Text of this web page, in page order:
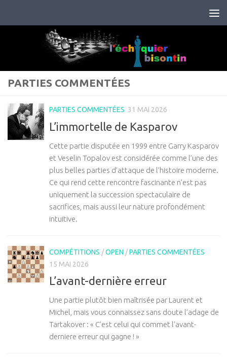
PARTIES COMMENTÉES
PARTIES COMMENTÉES 31 MAI 2026
L’immortelle de Kasparov
Cette partie disputée en 1999 entre Garry Kasparov
et Veselin Topalov est considérée comme l’une des
plus belles parties d’attaque de l’histoire moderne.
Ce qui rend cette rencontre fascinante n’est pas
uniquement la succession spectaculaire de
sacrifices, mais aussi leur nature profondément
intuitive.
COMPÉTITIONS /OPEN /PARTIES COMMENTÉES
15 MAI 2026
L’avant-dernière erreur
Une partie plutôt bien maîtrisée par Laurent et
Michel, mais vous connaissez sans doute l’adage de
Tartakover : « C’est celui qui commet l’avant-
derniere erreur qui gagne ! »